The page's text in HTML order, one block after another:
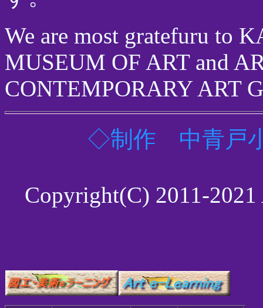
We are most gratefuru to
MUSEUM OF ART and
CONTEMPORARY ART
◇制作 中青戸
Copyright(C) 2011-